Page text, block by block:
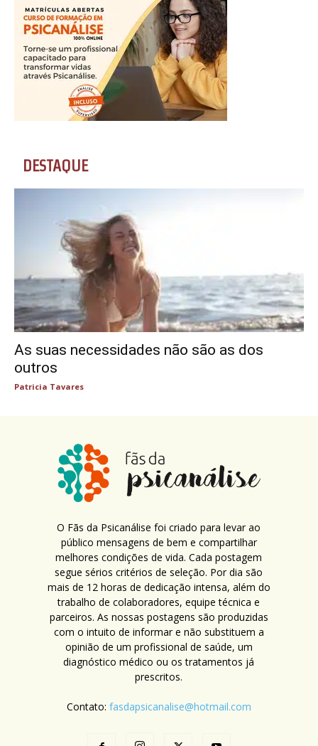
DESTAQUE
As suas necessidades não são as dos
outros
Patricia Tavares
O Fãs da Psicanálise foi criado para levar ao
público mensagens de bem e compartilhar
melhores condições de vida. Cada postagem
segue sérios critérios de seleção. Por dia são
mais de 12 horas de dedicação intensa, além do
trabalho de colaboradores, equipe técnica e
parceiros. As nossas postagens são produzidas
com o intuito de informar e não substituem a
opinião de um profissional de saúde, um
diagnóstico médico ou os tratamentos já
prescritos.
Contato: fasdapsicanalise@hotmail.com